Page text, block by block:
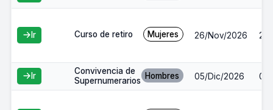
Ir Curso de retiro Mujeres 26/Nov/2026
Ir
Convivencia de
Supernumerarios Hombres 05/Dic/2026